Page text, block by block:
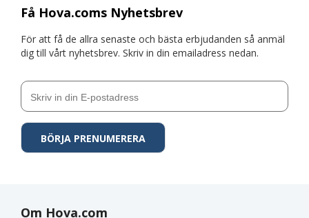
Få Hova.coms Nyhetsbrev
För att få de allra senaste och bästa erbjudanden så anmäl
dig till vårt nyhetsbrev. Skriv in din emailadress nedan.
Om Hova.com